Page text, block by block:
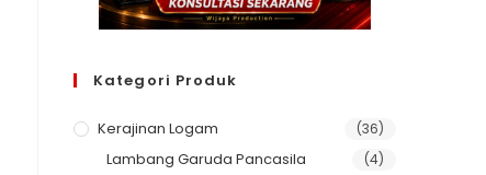
Kategori Produk
Kerajinan Logam (36)
Lambang Garuda Pancasila (4)